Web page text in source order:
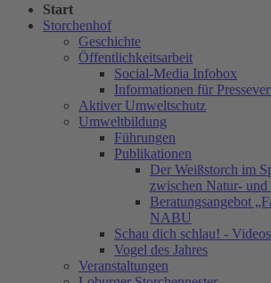
Start
Storchenhof
Geschichte
Öffentlichkeitsarbeit
Social-Media Infobox
Informationen für
Aktiver Umweltschutz
Umweltbildung
Führungen
Publikationen
Der Weißstorch im
zwischen Natur- und
Beratungsangebot
NABU
Schau dich schlau! - Videos
Vogel des Jahres
Veranstaltungen